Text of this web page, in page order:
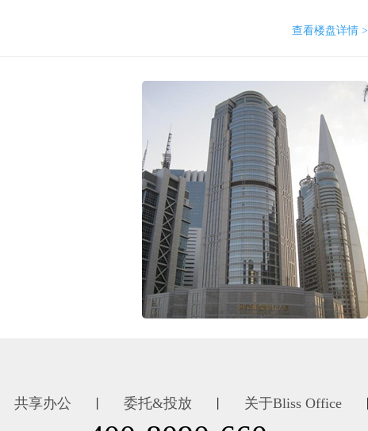
查看楼盘详情 >
共享办公 委托&投放 关于Bliss Office